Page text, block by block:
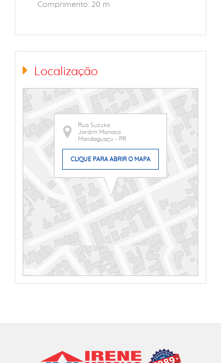
Comprimento: 20 m
Localização
Rua Suzuka
Jardim Monaco
Mandaguaçu - PR
CLIQUE PARA ABRIR O MAPA